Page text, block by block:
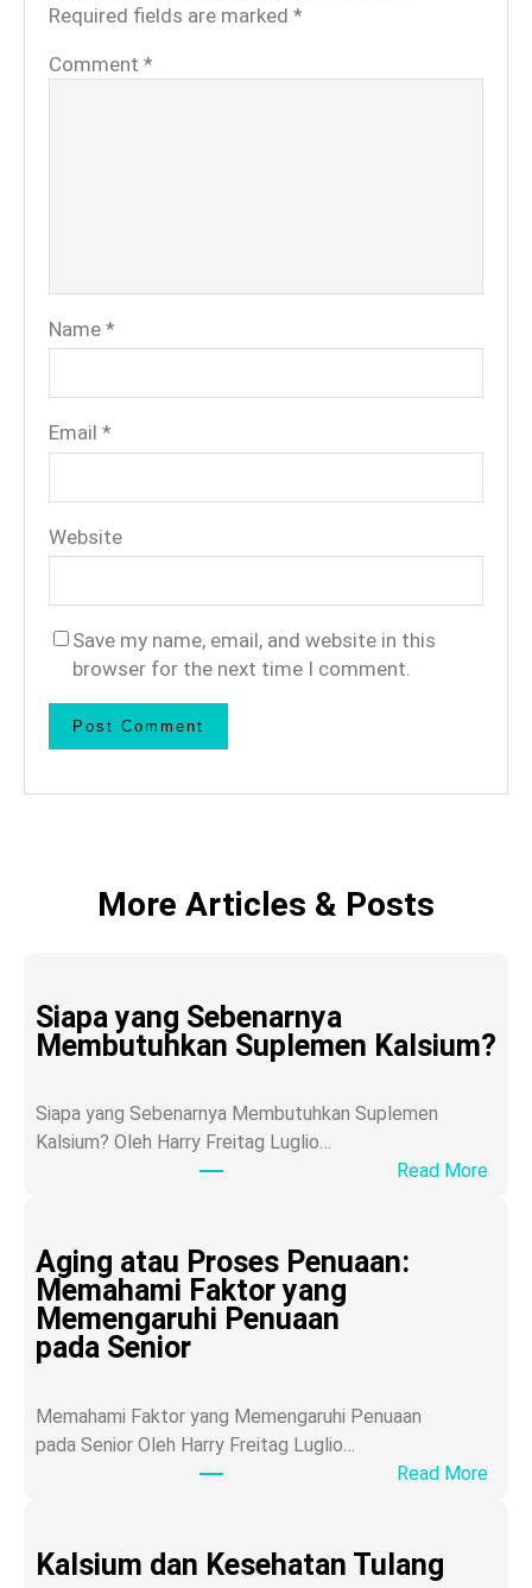
Required fields are marked *
Comment *
Name *
Email *
Website
Save my name, email, and website in this
browser for the next time I comment.
More Articles & Posts
Siapa yang Sebenarnya
Membutuhkan Suplemen Kalsium?
Siapa yang Sebenarnya Membutuhkan Suplemen
Kalsium? Oleh Harry Freitag Luglio…
Read More:
e
Aging atau Proses Penuaan:
Memahami Faktor yang
Memengaruhi Penuaan
pada Senior
Memahami Faktor yang Memengaruhi Penuaan
pada Senior Oleh Harry Freitag Luglio…
Read More:
Kalsium dan Kesehatan Tulang